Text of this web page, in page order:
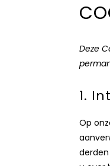
Deze
1.
Op